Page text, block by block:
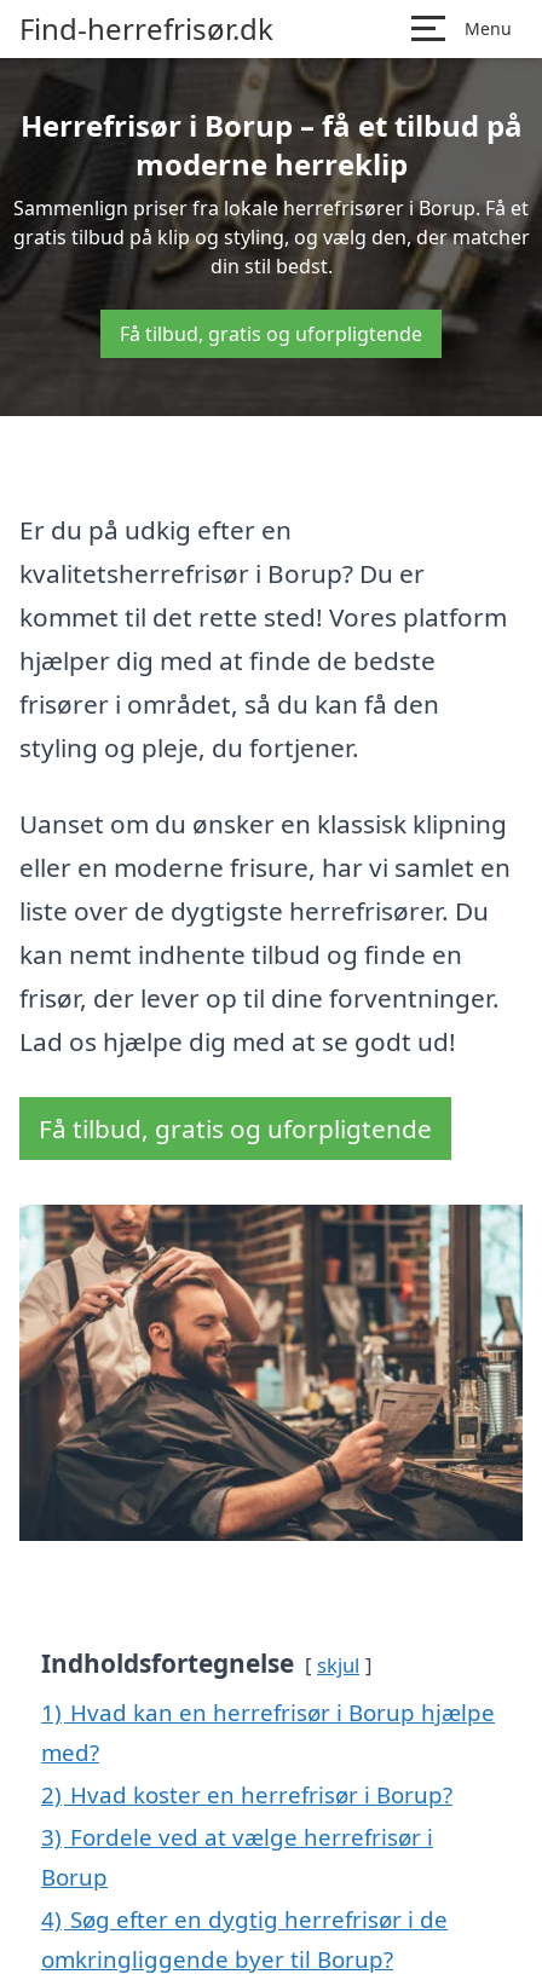
Find-herrefrisør.dk Menu
Herrefrisør i Borup – få et tilbud på
moderne herreklip
Sammenlign priser fra lokale herrefrisører i Borup. Få et
gratis tilbud på klip og styling, og vælg den, der matcher
din stil bedst.
Få tilbud, gratis og uforpligtende
Er du på udkig efter en
kvalitetsherrefrisør i Borup? Du er
kommet til det rette sted! Vores platform
hjælper dig med at finde de bedste
frisører i området, så du kan få den
styling og pleje, du fortjener.
Uanset om du ønsker en klassisk klipning
eller en moderne frisure, har vi samlet en
liste over de dygtigste herrefrisører. Du
kan nemt indhente tilbud og finde en
frisør, der lever op til dine forventninger.
Lad os hjælpe dig med at se godt ud!
Få tilbud, gratis og uforpligtende
Indholdsfortegnelse skjul
1) Hvad kan en herrefrisør i Borup hjælpe
med?
2) Hvad koster en herrefrisør i Borup?
3) Fordele ved at vælge herrefrisør i
Borup
4) Søg efter en dygtig herrefrisør i de
omkringliggende byer til Borup?